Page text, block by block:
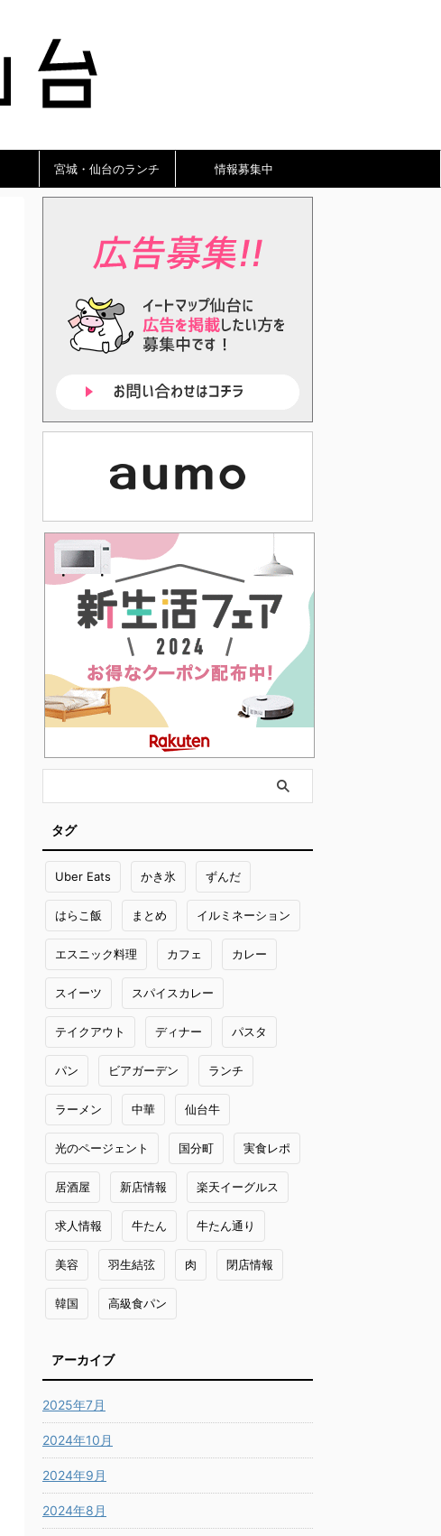
宮城・仙台のランチ 情報募集中
タグ
Uber Eats かき氷 ずんだ
はらこ飯 まとめ イルミネーション
エスニック料理 カフェ カレー
スイーツ スパイスカレー
テイクアウト ディナー パスタ
パン ビアガーデン ランチ
ラーメン 中華 仙台牛
光のページェント 国分町 実食レポ
居酒屋 新店情報 楽天イーグルス
求人情報 牛たん 牛たん通り
美容 羽生結弦 肉 閉店情報
韓国 高級食パン
アーカイブ
2025年7月
2024年10月
2024年9月
2024年8月